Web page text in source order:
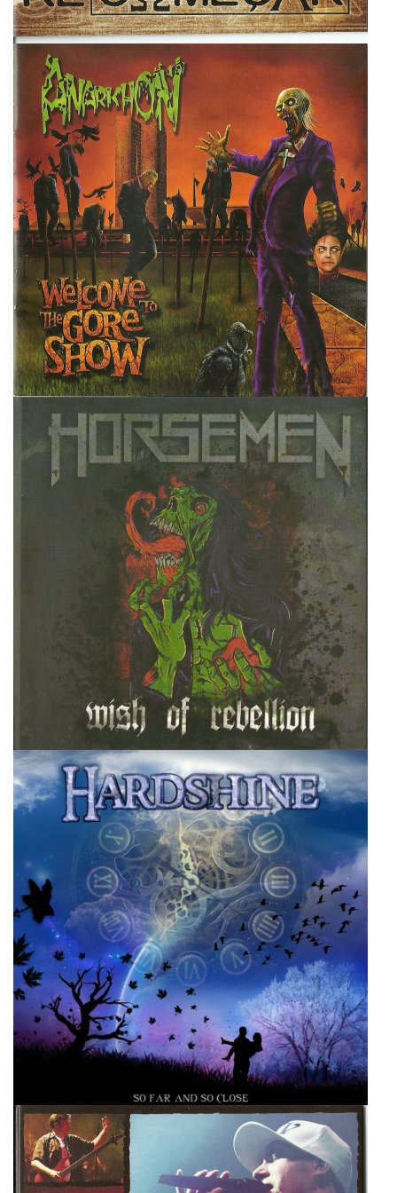
Anarkhon
Super User
Super User
Hardshine
Super User